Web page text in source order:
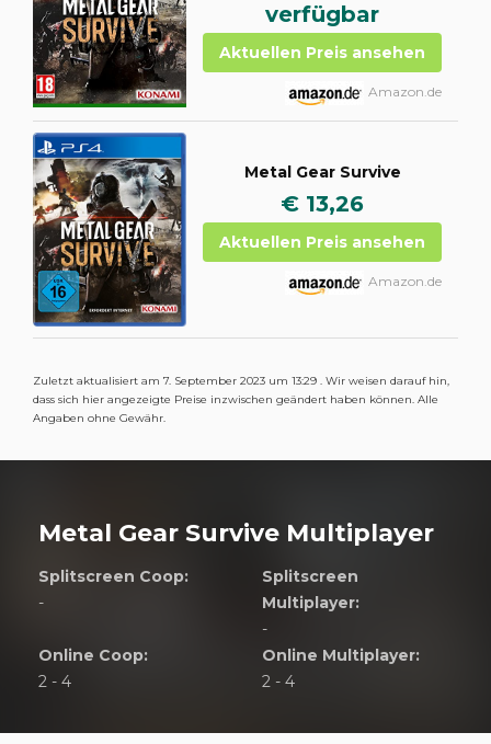
verfügbar
Aktuellen Preis ansehen
Amazon.de
Metal Gear Survive
€ 13,26
Aktuellen Preis ansehen
Amazon.de
Zuletzt aktualisiert am 7. September 2023 um 13:29 . Wir weisen darauf hin,
dass sich hier angezeigte Preise inzwischen geändert haben können. Alle
Angaben ohne Gewähr.
Metal Gear Survive Multiplayer
Splitscreen Coop:
-
Splitscreen
Multiplayer:
-
Online Coop:
2 - 4
Online Multiplayer:
2 - 4